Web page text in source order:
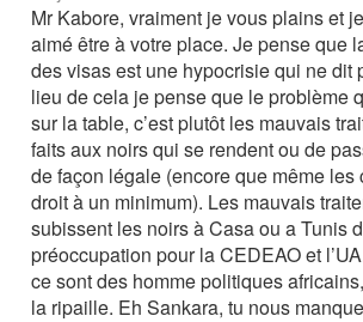
Mr Kabore, vraiment je vous plains et
aimé être à votre place. Je pense que
des visas est une hypocrisie qui ne dit
lieu de cela je pense que le problème
sur la table, c’est plutôt les mauvais
faits aux noirs qui se rendent ou de
de façon légale (encore que même les
droit à un minimum). Les mauvais
subissent les noirs à Casa ou a Tunis
préoccupation pour la CEDEAO et
ce sont des homme politiques
la ripaille. Eh Sankara, tu nous